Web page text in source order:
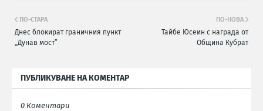
ПО-НОВА
Тайбе Юсеин с награда от
Община Кубрат
ПО-СТАРА
Днес блокират граничния пункт
„Дунав мост”
ПУБЛИКУВАНЕ НА КОМЕНТАР
0 Коментари